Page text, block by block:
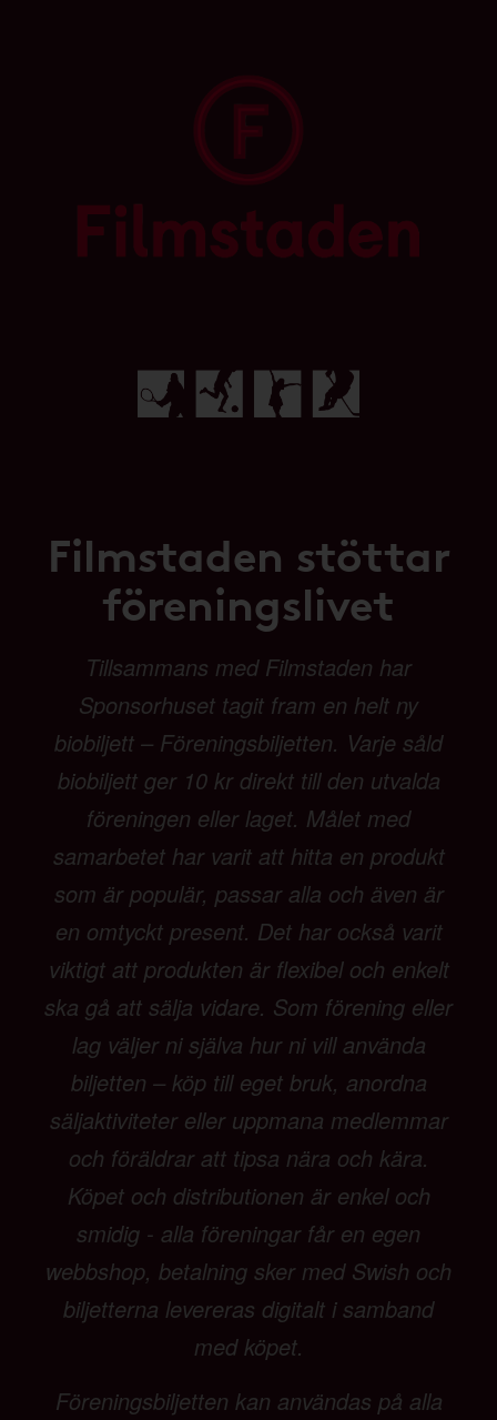
Filmstaden stöttar
föreningslivet
Tillsammans med Filmstaden har
Sponsorhuset tagit fram en helt ny
biobiljett – Föreningsbiljetten. Varje såld
biobiljett ger 10 kr direkt till den utvalda
föreningen eller laget. Målet med
samarbetet har varit att hitta en produkt
som är populär, passar alla och även är
en omtyckt present. Det har också varit
viktigt att produkten är flexibel och enkelt
ska gå att sälja vidare. Som förening eller
lag väljer ni själva hur ni vill använda
biljetten – köp till eget bruk, anordna
säljaktiviteter eller uppmana medlemmar
och föräldrar att tipsa nära och kära.
Köpet och distributionen är enkel och
smidig - alla föreningar får en egen
webbshop, betalning sker med Swish och
biljetterna levereras digitalt i samband
med köpet.
Föreningsbiljetten kan användas på alla